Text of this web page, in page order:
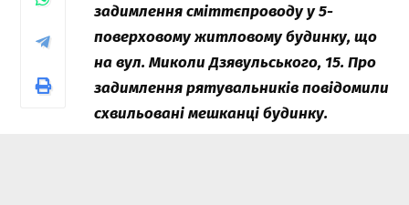
задимлення сміттєпроводу у 5-
поверховому житловому будинку, що
на вул. Миколи Дзявульського, 15. Про
задимлення рятувальників повідомили
схвильовані мешканці будинку.